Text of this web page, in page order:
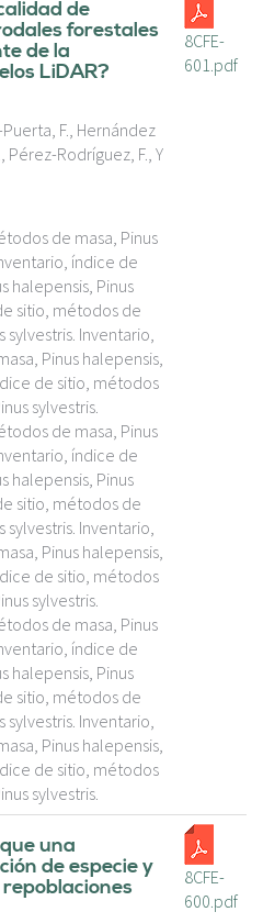
de
forestales
de la
LiDAR?
F., Hernández
Pérez-Rodríguez, F., Y
de masa, Pinus
índice de
halepensis, Pinus
sitio, métodos de
sylvestris. Inventario,
Pinus halepensis,
de sitio, métodos
sylvestris.
de masa, Pinus
índice de
halepensis, Pinus
sitio, métodos de
sylvestris. Inventario,
Pinus halepensis,
de sitio, métodos
sylvestris.
de masa, Pinus
índice de
halepensis, Pinus
sitio, métodos de
sylvestris. Inventario,
Pinus halepensis,
de sitio, métodos
sylvestris.
8CFE-
601.pdf
una
de especie y
8CFE-
600.pdf